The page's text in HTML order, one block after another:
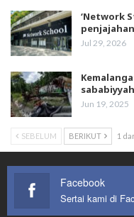
‘Network
Jul 29, 2026
Jun 19, 2025
SEBELUM BERIKUT 1
Facebook